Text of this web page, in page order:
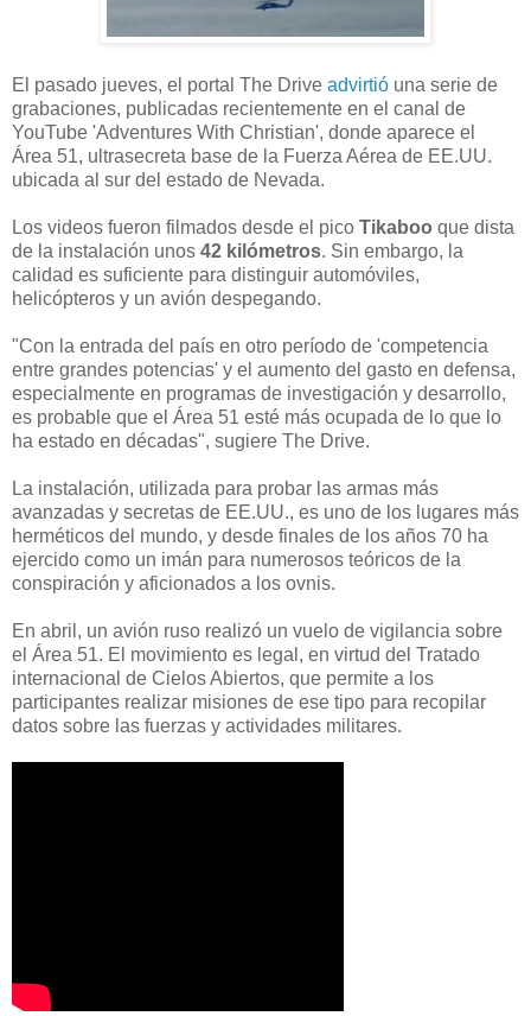
El pasado jueves, el portal The Drive advirtió una serie de
grabaciones, publicadas recientemente en el canal de
YouTube 'Adventures With Christian', donde aparece el
Área 51, ultrasecreta base de la Fuerza Aérea de EE.UU.
ubicada al sur del estado de Nevada.
Los videos fueron filmados desde el pico Tikaboo que dista
de la instalación unos 42 kilómetros. Sin embargo, la
calidad es suficiente para distinguir automóviles,
helicópteros y un avión despegando.
"Con la entrada del país en otro período de 'competencia
entre grandes potencias' y el aumento del gasto en defensa,
especialmente en programas de investigación y desarrollo,
es probable que el Área 51 esté más ocupada de lo que lo
ha estado en décadas", sugiere The Drive.
La instalación, utilizada para probar las armas más
avanzadas y secretas de EE.UU., es uno de los lugares más
herméticos del mundo, y desde finales de los años 70 ha
ejercido como un imán para numerosos teóricos de la
conspiración y aficionados a los ovnis.
En abril, un avión ruso realizó un vuelo de vigilancia sobre
el Área 51. El movimiento es legal, en virtud del Tratado
internacional de Cielos Abiertos, que permite a los
participantes realizar misiones de ese tipo para recopilar
datos sobre las fuerzas y actividades militares.